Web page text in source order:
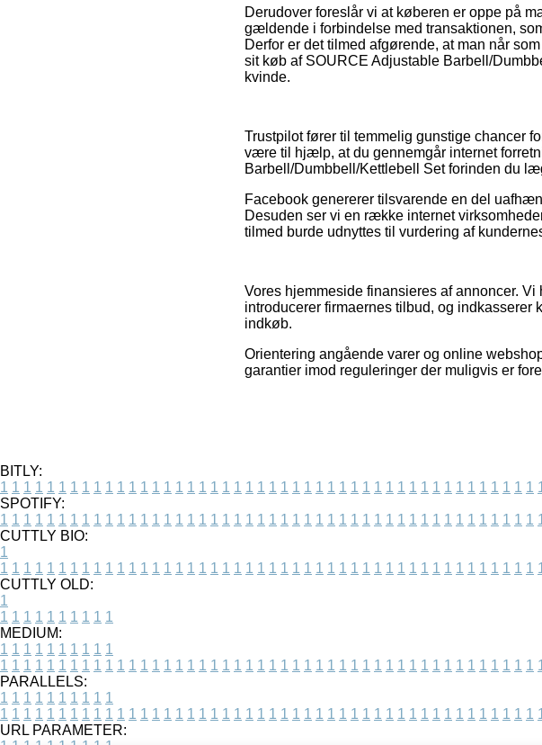
Derudover foreslår vi at køberen er oppe på
gældende i forbindelse med transaktionen,
Derfor er det tilmed afgørende, at man når
sit køb af SOURCE Adjustable Barbell/
kvinde.
Trustpilot fører til temmelig gunstige chancer
være til hjælp, at du gennemgår internet
Barbell/Dumbbell/Kettlebell Set forinden du
Facebook genererer tilsvarende en del
Desuden ser vi en række internet
tilmed burde udnyttes til vurdering af
Vores hjemmeside finansieres af annoncer.
introducerer firmaernes tilbud, og
indkøb.
Orientering angående varer og online
garantier imod reguleringer der muligvis er
BITLY:
1 1 1 1 1 1 1 1 1 1 1 1 1 1 1 1 1 1 1 1 1 1 1 1 1 1 1 1 1 1 1 1 1 1 1 1 1 1 1 1 1 1 1 1 1 1
SPOTIFY:
1 1 1 1 1 1 1 1 1 1 1 1 1 1 1 1 1 1 1 1 1 1 1 1 1 1 1 1 1 1 1 1 1 1 1 1 1 1 1 1 1 1 1 1 1 1
CUTTLY BIO:
1
1 1 1 1 1 1 1 1 1 1 1 1 1 1 1 1 1 1 1 1 1 1 1 1 1 1 1 1 1 1 1 1 1 1 1 1 1 1 1 1 1 1 1 1 1 1
CUTTLY OLD:
1
1 1 1 1 1 1 1 1 1 1
MEDIUM:
1 1 1 1 1 1 1 1 1 1
1 1 1 1 1 1 1 1 1 1 1 1 1 1 1 1 1 1 1 1 1 1 1 1 1 1 1 1 1 1 1 1 1 1 1 1 1 1 1 1 1 1 1 1 1 1
PARALLELS:
1 1 1 1 1 1 1 1 1 1
1 1 1 1 1 1 1 1 1 1 1 1 1 1 1 1 1 1 1 1 1 1 1 1 1 1 1 1 1 1 1 1 1 1 1 1 1 1 1 1 1 1 1 1 1 1
URL PARAMETER: